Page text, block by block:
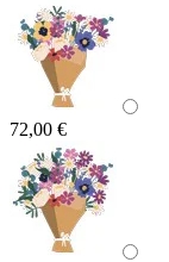
72,00 €